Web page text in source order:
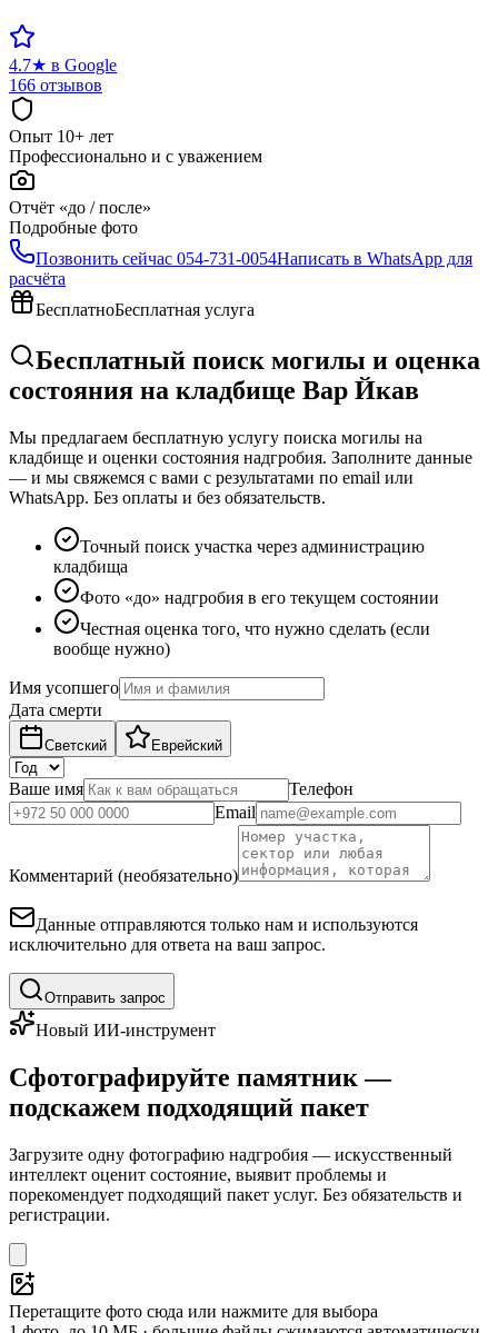
4.7★ в Google
166 отзывов
Опыт 10+ лет
Профессионально и с уважением
Отчёт «до / после»
Подробные фото
Позвонить сейчас 054-731-0054Написать в WhatsApp для
расчёта
БесплатноБесплатная услуга
Бесплатный поиск могилы и оценка
состояния на кладбище Вар Йкав
Мы предлагаем бесплатную услугу поиска могилы на
кладбище и оценки состояния надгробия. Заполните данные
— и мы свяжемся с вами с результатами по email или
WhatsApp. Без оплаты и без обязательств.
Точный поиск участка через администрацию
кладбища
Фото «до» надгробия в его текущем состоянии
Честная оценка того, что нужно сделать (если
вообще нужно)
Имя усопшего
Дата смерти
Светский Еврейский
Ваше имя
Телефон
Email
Комментарий (необязательно)
Данные отправляются только нам и используются
исключительно для ответа на ваш запрос.
Отправить запрос
Новый ИИ-инструмент
Сфотографируйте памятник —
подскажем подходящий пакет
Загрузите одну фотографию надгробия — искусственный
интеллект оценит состояние, выявит проблемы и
порекомендует подходящий пакет услуг. Без обязательств и
регистрации.
Перетащите фото сюда или нажмите для выбора